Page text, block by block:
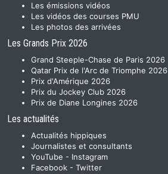
Les émissions vidéos
Les vidéos des courses PMU
Les photos des arrivées
Les Grands Prix 2026
Grand Steeple-Chase de Paris 2026
Qatar Prix de l'Arc de Triomphe 2026
Prix d'Amérique 2026
Prix du Jockey Club 2026
Prix de Diane Longines 2026
Les actualités
Actualités hippiques
Journalistes et consultants
YouTube - Instagram
Facebook - Twitter